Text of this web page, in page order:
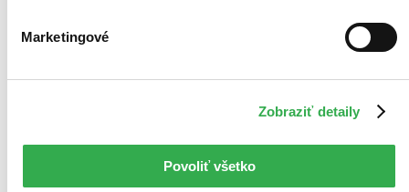
Marketingové
Zobraziť detaily
Povoliť všetko